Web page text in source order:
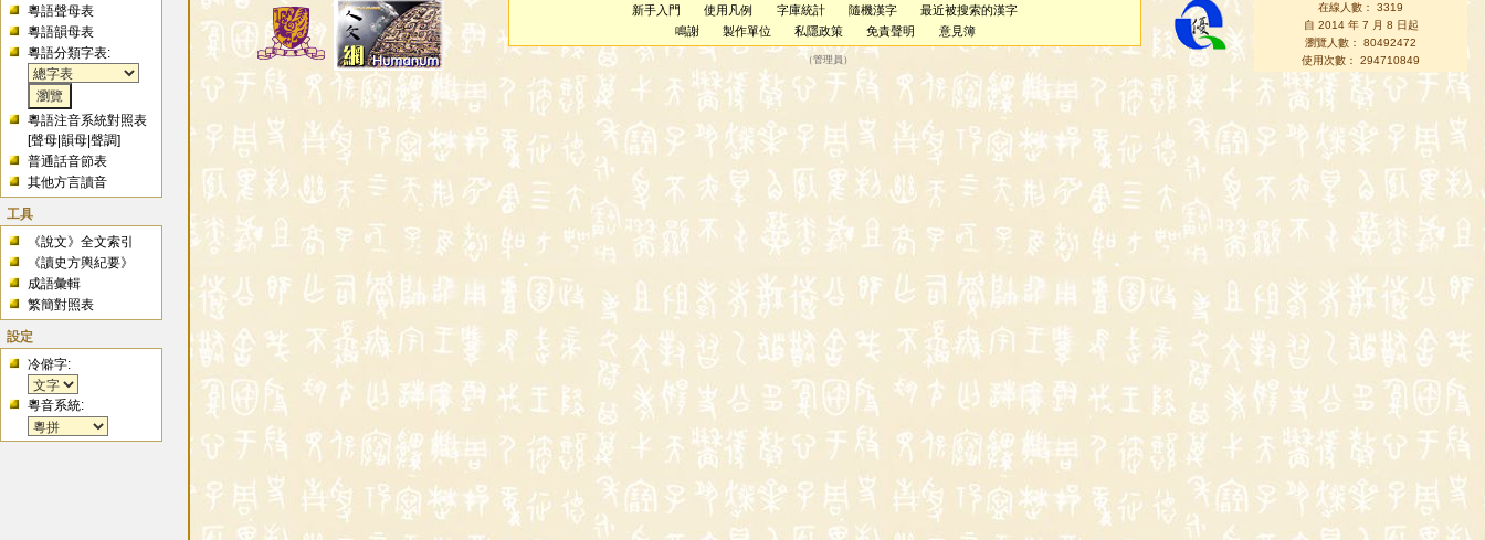
粵語聲母表
粵語韻母表
粵語分類字表:
粵語注音系統對照表
[聲母 |韻母 |聲調]
普通話音節表
其他方言讀音
工具
《說文》全文索引
《讀史方輿紀要》
成語彙輯
繁簡對照表
設定
冷僻字:
粵音系統:
新手入門 使用凡例 字庫統計 隨機漢字
最近被搜索的漢字
鳴謝
製作單位 私隱政策 免責聲明 意見簿
（管理員 ）
在線人數： 3319
自 2014 年 7 月 8 日起
瀏覽人數： 80492472
使用次數： 294710849